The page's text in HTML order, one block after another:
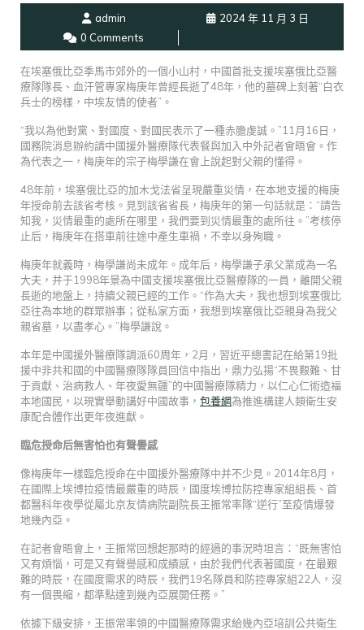
admin
2024 年 11 月 3 日
0 Comments
在埃塞俄比亞季馬市郊外的一個小山村，中國首批支援埃塞俄比亞醫
療隊隊長、血汗管專家梅庚年曾經長逝了48年，他的墓碑上刻著“白衣
兵士的榜樣，中埃友情的使者”。
“我以為他對黨、對國度、對國民表示了一種赤膽虔誠。”11月16日，
國務院消息辦約請中國援外醫療隊代表餐與加入中外記者會晤會。作
為代表之一，梅庚年的宗子梅學謙在會上說起對父親的懂得。
48年前，埃塞俄比亞的加木戈法省呈現嚴重災情，在本地支援的梅庚
年授命前去該省考核。見到該省省長，梅庚年的第一句話就是：“請告
知我，災情最重的處所在哪里，我們要到災情最重的處所往。”考核停
止后，梅庚年在搭車前往途中產生車禍，不幸以身殉職。
梅庚年就義時，梅學謙尚未成年。成年后，梅學謙子承父業成為一名
大夫，并于1998年景為中國支援埃塞俄比亞醫療隊的一員，離開父親
長逝的地盤上，持續父親已經的工作。“作為大夫，我也想到埃塞俄比
亞往為本地的群眾辦事；從私家方面，我想到埃塞俄比亞親身為我父
親省墓，以盡孝心。”梅學謙說。
本年是中國援外醫療隊調派60周年，2月，習近平總書記在給第19批
援中非共和國的中國醫療隊隊員回信中指出，鼎力弘揚“不畏艱難、甘
于貢獻、治病救人、年夜愛無疆”的中國醫療隊精力，以仁心仁術造福
本地國民，以現實舉動講好中國故事， 包養網為推進構建人類衛生安
康配合體作出更年夜進獻。
臨危授命后無害怕也有聲譽感
像梅庚年一樣臨危授命在中國援外醫療隊中并不少見。2014年8月，
在國際上埃博拉疫情最嚴重的時辰，國度埃博拉防控專家組組長、首
都醫科年夜學從屬北京友情病院副院長王振常率隊“逆行”至疫情爆發
地幾內亞。
在記者會晤會上，王振常回想起那時的經過的事況時坦言：“既無害怕
又有煩惱，可是又有聲譽感和成績感，由於我們代表著國度，在最艱
難的時辰，在國度需求的時辰，我們19名隊員和防控專家組22人，沒
有一個畏縮，都準點達到幾內亞展開任務。”
依據下級安排，王振常率領的中國醫療隊需求給幾內亞培訓公共衛生